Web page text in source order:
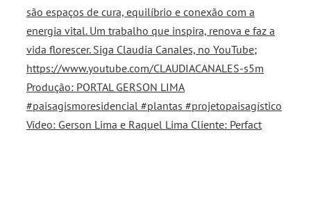
Vídeo: Gerson Lima e Raquel Lima Cliente: Perfact